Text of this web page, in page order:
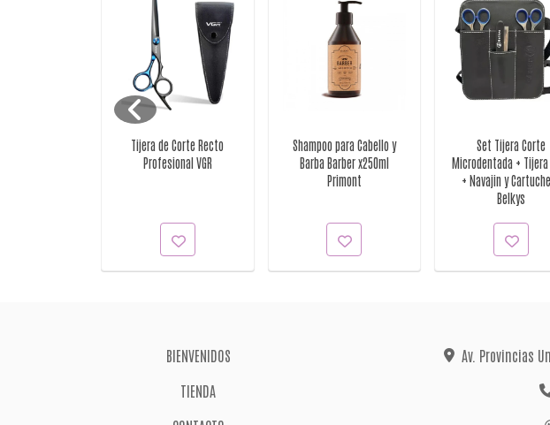
Tijera de Corte Recto
Profesional VGR
Shampoo para Cabello y
Barba Barber x250ml
Primont
Set Tijera Corte
Microdentada +
+ Navajin y
Belkys
BIENVENIDOS
TIENDA
Av. Provincias